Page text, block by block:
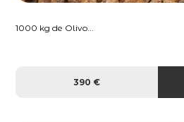
1000 kg de Olivo...
390 €